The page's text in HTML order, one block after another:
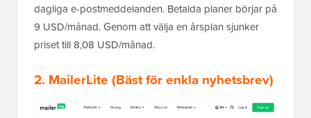
dagliga e-postmeddelanden. Betalda planer börjar på
9 USD/månad. Genom att välja en årsplan sjunker
priset till 8,08 USD/månad.
2. MailerLite (Bäst för enkla nyhetsbrev)